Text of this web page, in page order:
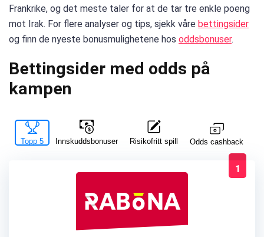
Frankrike, og det meste taler for at de tar tre enkle poeng
mot Irak. For flere analyser og tips, sjekk våre bettingsider
og finn de nyeste bonusmulighetene hos oddsbonuser.
Bettingsider med odds på
kampen
Topp 5 Innskuddsbonuser Risikofritt spill Odds cashback
1